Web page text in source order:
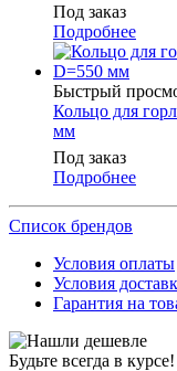
Под заказ
Подробнее
Быстрый
Кольцо для
мм
Под заказ
Подробнее
Список брендов
Условия оплаты
Условия
Гарантия на
Будьте всегда в курсе!